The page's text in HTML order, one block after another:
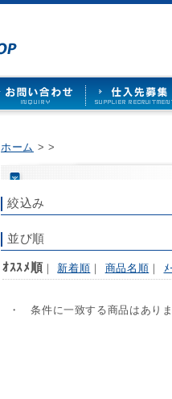
ホーム > >
絞込み
並び順
ｵｽｽﾒ順 ｜ 新着順 ｜ 商品名順 ｜ ﾒ
・ 条件に一致する商品はあり